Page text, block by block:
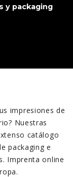
y packaging
impresiones de
Nuestras
catálogo
packaging e
Imprenta online